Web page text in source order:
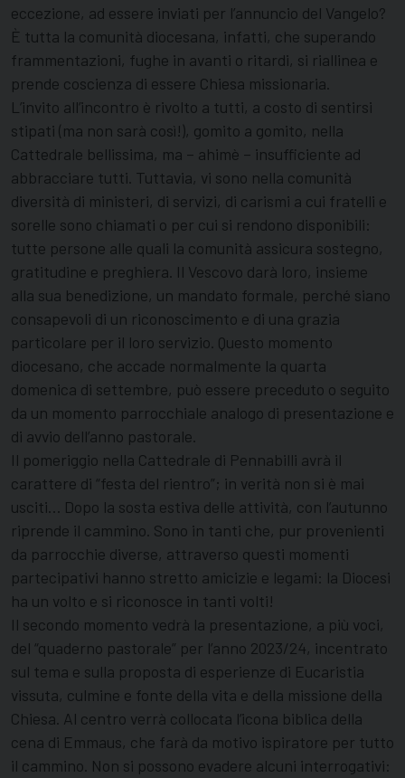
eccezione, ad essere inviati per l’annuncio del Vangelo?
È tutta la comunità diocesana, infatti, che superando
frammentazioni, fughe in avanti o ritardi, si riallinea e
prende coscienza di essere Chiesa missionaria.
L’invito all’incontro è rivolto a tutti, a costo di sentirsi
stipati (ma non sarà così!), gomito a gomito, nella
Cattedrale bellissima, ma – ahimè – insufficiente ad
abbracciare tutti. Tuttavia, vi sono nella comunità
diversità di ministeri, di servizi, di carismi a cui fratelli e
sorelle sono chiamati o per cui si rendono disponibili:
tutte persone alle quali la comunità assicura sostegno,
gratitudine e preghiera. Il Vescovo darà loro, insieme
alla sua benedizione, un mandato formale, perché siano
consapevoli di un riconoscimento e di una grazia
particolare per il loro servizio. Questo momento
diocesano, che accade normalmente la quarta
domenica di settembre, può essere preceduto o seguito
da un momento parrocchiale analogo di presentazione e
di avvio dell’anno pastorale.
Il pomeriggio nella Cattedrale di Pennabilli avrà il
carattere di “festa del rientro”; in verità non si è mai
usciti… Dopo la sosta estiva delle attività, con l’autunno
riprende il cammino. Sono in tanti che, pur provenienti
da parrocchie diverse, attraverso questi momenti
partecipativi hanno stretto amicizie e legami: la Diocesi
ha un volto e si riconosce in tanti volti!
Il secondo momento vedrà la presentazione, a più voci,
del “quaderno pastorale” per l’anno 2023/24, incentrato
sul tema e sulla proposta di esperienze di Eucaristia
vissuta, culmine e fonte della vita e della missione della
Chiesa. Al centro verrà collocata l’icona biblica della
cena di Emmaus, che farà da motivo ispiratore per tutto
il cammino. Non si possono evadere alcuni interrogativi: